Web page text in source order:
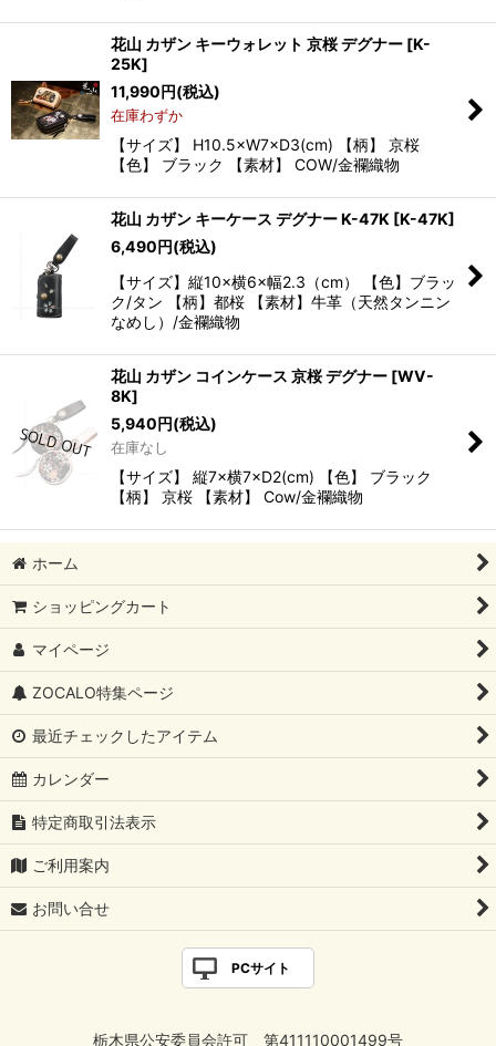
花山 カザン キーウォレット 京桜 デグナー [K-
25K]
11,990円(税込)
在庫わずか
【サイズ】 H10.5×W7×D3(cm) 【柄】 京桜
【色】 ブラック 【素材】 COW/金襴織物
花山 カザン キーケース デグナー K-47K [K-47K]
6,490円(税込)
【サイズ】縦10×横6×幅2.3（cm） 【色】ブラッ
ク/タン 【柄】都桜 【素材】牛革（天然タンニン
なめし）/金襴織物
花山 カザン コインケース 京桜 デグナー [WV-
8K]
5,940円(税込)
在庫なし
【サイズ】 縦7×横7×D2(cm) 【色】 ブラック
【柄】 京桜 【素材】 Cow/金襴織物
ホーム
ショッピングカート
マイページ
ZOCALO特集ページ
最近チェックしたアイテム
カレンダー
特定商取引法表示
ご利用案内
お問い合せ
PCサイト
栃木県公安委員会許可 第411110001499号